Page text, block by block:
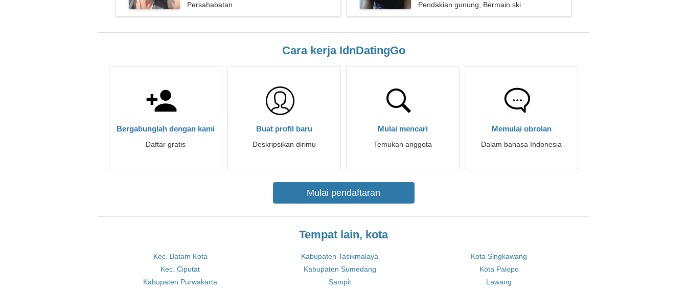
Persahabatan
Pendakian gunung, Bermain ski
Cara kerja IdnDatingGo
Bergabunglah dengan kami
Daftar gratis
Buat profil baru
Deskripsikan dirimu
Mulai mencari
Temukan anggota
Memulai obrolan
Dalam bahasa Indonesia
Mulai pendaftaran
Tempat lain, kota
Kec. Batam Kota Kabupaten Tasikmalaya
Kota Singkawang
Kec. Ciputat
Kabupaten Sumedang
Kota Palopo
Kabupaten Purwakarta
Sampit Lawang